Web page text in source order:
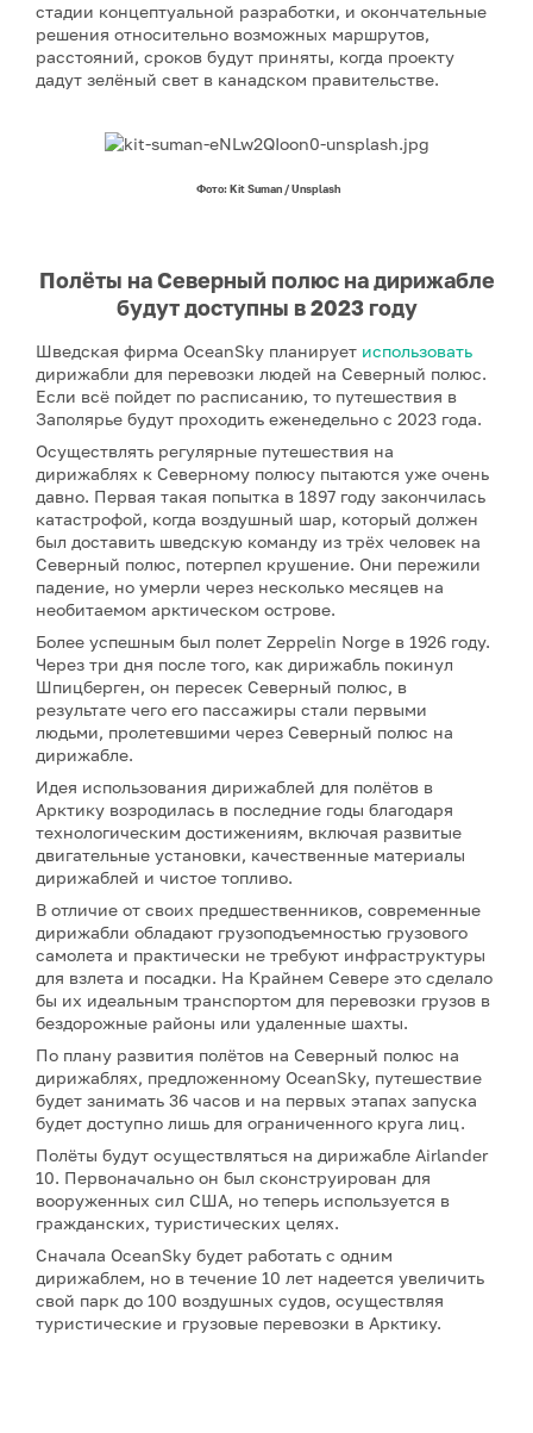
стадии концептуальной разработки, и окончательные
решения относительно возможных маршрутов,
расстояний, сроков будут приняты, когда проекту
дадут зелёный свет в канадском правительстве.
Фото: Kit Suman / Unsplash
Полёты на Северный полюс на дирижабле
будут доступны в 2023 году
Шведская фирма OceanSky планирует использовать
дирижабли для перевозки людей на Северный полюс.
Если всё пойдет по расписанию, то путешествия в
Заполярье будут проходить еженедельно с 2023 года.
Осуществлять регулярные путешествия на
дирижаблях к Северному полюсу пытаются уже очень
давно. Первая такая попытка в 1897 году закончилась
катастрофой, когда воздушный шар, который должен
был доставить шведскую команду из трёх человек на
Северный полюс, потерпел крушение. Они пережили
падение, но умерли через несколько месяцев на
необитаемом арктическом острове.
Более успешным был полет Zeppelin Norge в 1926 году.
Через три дня после того, как дирижабль покинул
Шпицберген, он пересек Северный полюс, в
результате чего его пассажиры стали первыми
людьми, пролетевшими через Северный полюс на
дирижабле.
Идея использования дирижаблей для полётов в
Арктику возродилась в последние годы благодаря
технологическим достижениям, включая развитые
двигательные установки, качественные материалы
дирижаблей и чистое топливо.
В отличие от своих предшественников, современные
дирижабли обладают грузоподъемностью грузового
самолета и практически не требуют инфраструктуры
для взлета и посадки. На Крайнем Севере это сделало
бы их идеальным транспортом для перевозки грузов в
бездорожные районы или удаленные шахты.
По плану развития полётов на Северный полюс на
дирижаблях, предложенному OceanSky, путешествие
будет занимать 36 часов и на первых этапах запуска
будет доступно лишь для ограниченного круга лиц.
Полёты будут осуществляться на дирижабле Airlander
10. Первоначально он был сконструирован для
вооруженных сил США, но теперь используется в
гражданских, туристических целях.
Сначала OceanSky будет работать с одним
дирижаблем, но в течение 10 лет надеется увеличить
свой парк до 100 воздушных судов, осуществляя
туристические и грузовые перевозки в Арктику.